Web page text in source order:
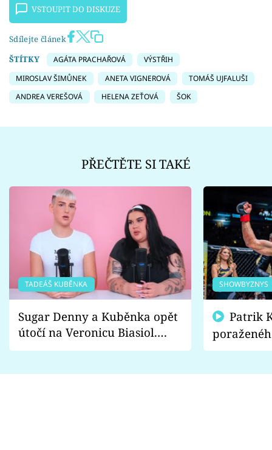
VSTOUPIT DO DISKUZE
Sdílejte článek
ŠTÍTKY
AGÁTA PRACHAŘOVÁ
VÝSTŘIH
MIROSLAV ŠIMŮNEK
ANETA VIGNEROVÁ
TOMÁŠ UJFALUŠI
ANDREA VEREŠOVÁ
HELENA ZEŤOVÁ ŠOK
PŘEČTĚTE SI TAKÉ
TADEÁŠ KUBĚNKA
Sugar Denny a Kuběnka opět
útočí na Veronicu Biasiol.
Proč je podle nich falešná a
SHOWBYZNYS
fanoušci